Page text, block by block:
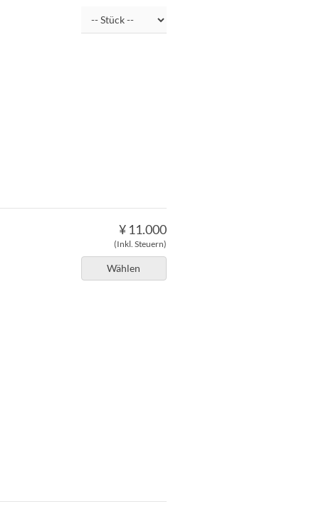
¥ 11.000
(Inkl. Steuern)
Wählen